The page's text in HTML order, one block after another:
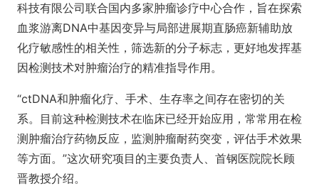
科技有限公司联合国内多家肿瘤诊疗中心合作，旨在探索
血浆游离DNA中基因变异与局部进展期直肠癌新辅助放
化疗敏感性的相关性，筛选新的分子标志，更好地发挥基
因检测技术对肿瘤治疗的精准指导作用。
“ctDNA和肿瘤化疗、手术、生存率之间存在密切的关
系。目前这种检测技术在临床已经开始应用，常常用在检
测肿瘤治疗药物反应，监测肿瘤耐药突变，评估手术效果
等方面。”这次研究项目的主要负责人、首钢医院院长顾
晋教授介绍。